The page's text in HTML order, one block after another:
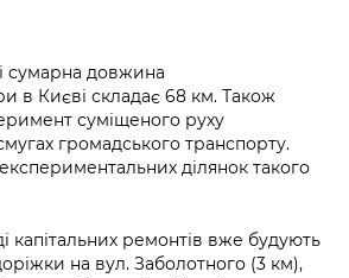
Relations
спадщини
та Захисниць
Київ Цифровий
«Відкритий
рівень»
воєнного стану
сумарна довжина
в Києві складає 68 км. Також
суміщеного руху
громадського транспорту.
ділянок такого
капітальних ремонтів вже будують
на вул. Заболотного (3 км),